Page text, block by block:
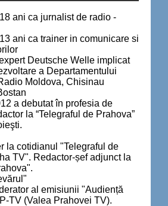
ani ca jurnalist de radio -
ani ca trainer in comunicare si
Deutsche Welle implicat
a Departamentului
Moldova, Chisinau
a debutat în profesia de
la “Telegraful de Prahova”
la cotidianul "Telegraful de
TV". Redactor-șef adjunct la
al emisiunii "Audiență
TV (Valea Prahovei TV).